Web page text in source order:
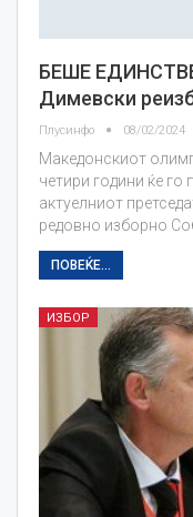
БЕШЕ
Димевски
Плусинфо 08/02/2024
Македонскиот
четири години ќе
актуелниот
редовно изборно
ПОВЕЌЕ...
ИЗБОР